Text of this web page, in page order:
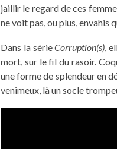
jaillir le regard de ces
ne voit pas, ou plus, envahis
Dans la sérieCorruption(s),
mort, sur le fil du rasoir.
une forme de splendeur en
venimeux, là un socle